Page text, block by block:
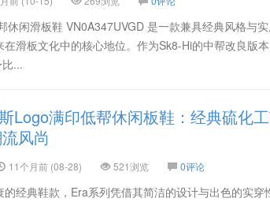
休闲滑板鞋 VN0A347UVGD 是一款兼具经典风格与
在滑板文化中的核心地位。作为Sk8-Hi的中帮改良版
...
Logo满印低帮休闲板鞋：经典硫化
风尚
11个月前 (08-28) 521浏览 0评论
的经典鞋款，Era系列凭借其简洁的设计与出色的实